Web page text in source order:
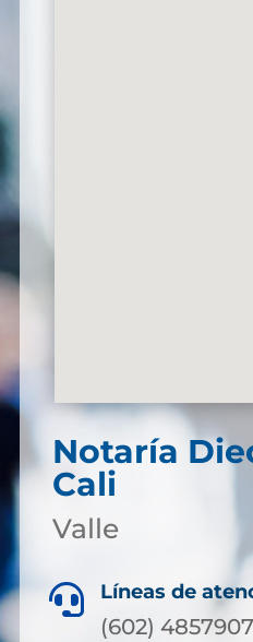
Notaría
Cali
Valle
 Líneas de
(602) 4857907